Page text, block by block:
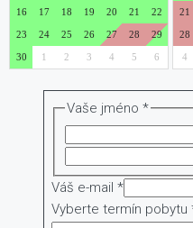
Vaše jméno *
Váš e-mail *
t
Vyberte termín pobytu